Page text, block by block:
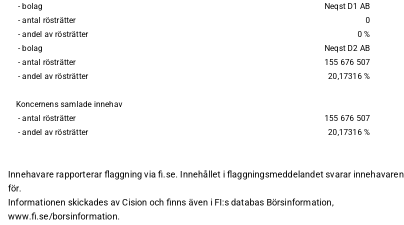
- bolag
Neqst D1 AB
- antal rösträtter
0
- andel av rösträtter
0 %
- bolag
Neqst D2 AB
- antal rösträtter
155 676 507
- andel av rösträtter
20,17316 %
Koncernens samlade innehav
- antal rösträtter
155 676 507
- andel av rösträtter
20,17316 %
Innehavare rapporterar flaggning viafi.se. Innehållet i flaggningsmeddelandet svarar innehavaren
för.
Informationen skickades av Cision och finns även i FI:s databas Börsinformation,
www.fi.se/borsinformation.